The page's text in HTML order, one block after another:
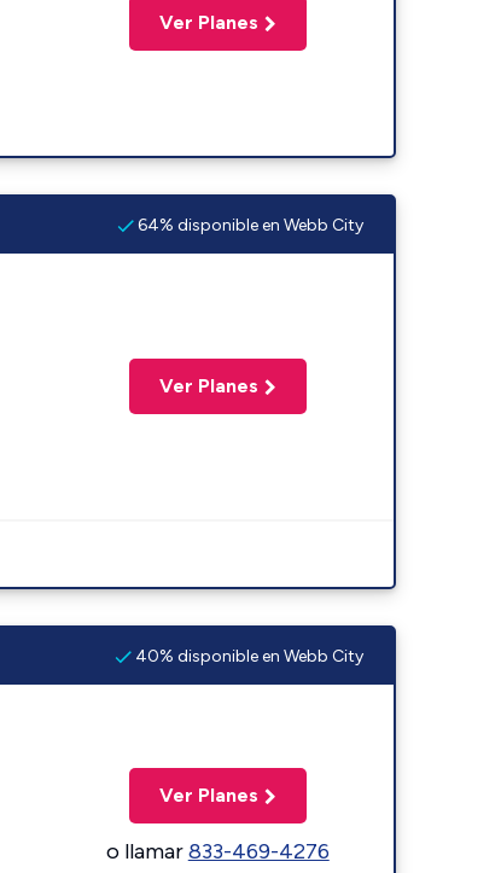
Ver Planes
64% disponible en Webb City
Ver Planes
40% disponible en Webb City
Ver Planes
o llamar833-469-4276